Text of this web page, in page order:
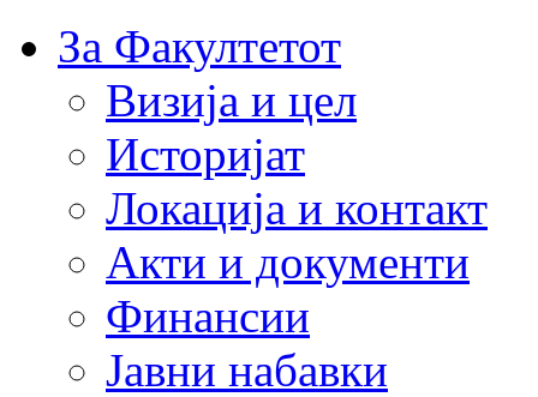
За Факултетот
Визија и цел
Историјат
Локација и контакт
Акти и документи
Финансии
Јавни набавки